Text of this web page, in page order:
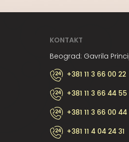
KONTAKT
Beograd: Gavrila
+381 11 3 66 00 22
+381 11 3 66 44 55
+381 11 3 66 00 44
+381 11 4 04 24 31